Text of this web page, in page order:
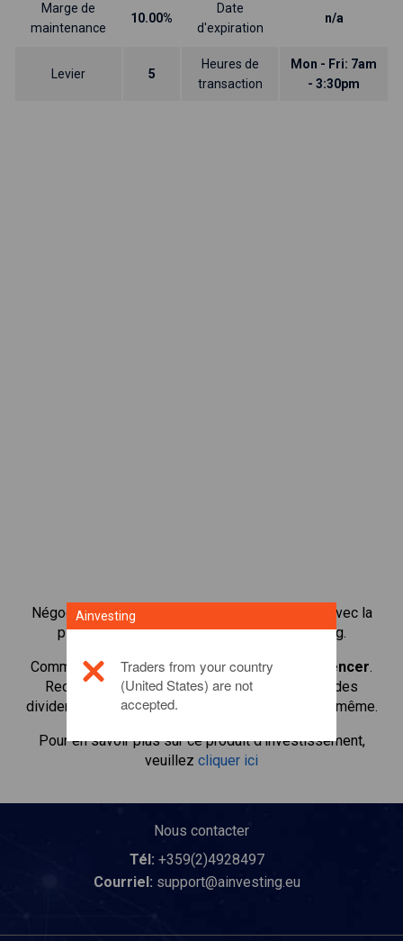
Marge de
maintenance
10.00%
Date
d'expiration
n/a
Levier 5
Heures de
transaction
Mon - Fri: 7am
- 3:30pm
Négocier plus de 1 000 actions internationales avec la
plateforme de négociation CFD de Ainvesting.
Commencer à négocier les CFD enMarks & Spencer.
Recevoir des cotes en temps réel et recevoir des
dividendes comme si vous déteniez l'action elle-même.
Pour en savoir plus sur ce produit d'investissement,
veuillez cliquer ici
Nous contacter
Tél: +359(2)4928497
Courriel: support@ainvesting.eu
Ainvesting
Traders from your country
(United States) are not
accepted.